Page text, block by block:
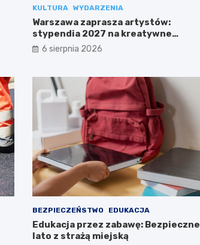
KULTURA WYDARZENIA
Warszawa zaprasza artystów:
stypendia 2027 na kreatywne
projekty!
6 sierpnia 2026
BEZPIECZEŃSTWO EDUKACJA
Edukacja przez zabawę: Bezpieczne
lato z strażą miejską